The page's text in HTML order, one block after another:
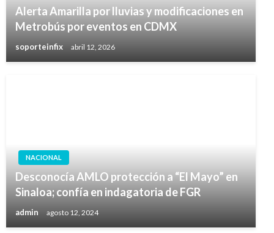
Alerta Amarilla por lluvias y modificaciones en
Metrobús por eventos en CDMX
soporteinfix abril 12, 2026
NACIONAL
Desconocía AMLO protección a “El Mayo” en
Sinaloa; confía en indagatoria de FGR
admin agosto 12, 2024